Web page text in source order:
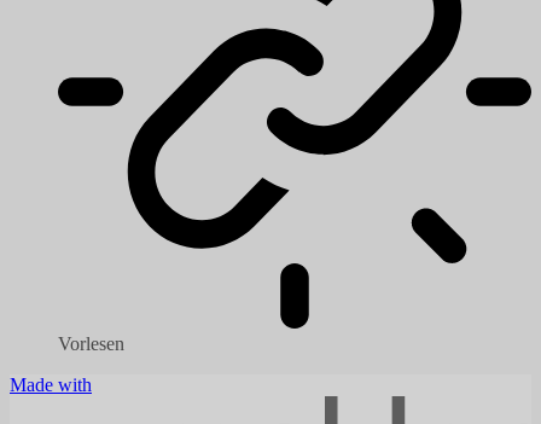
Vorlesen
Made with